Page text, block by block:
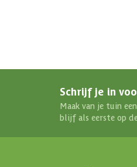
Schrijf je in
Maak van je tuin
blijf als eerste op